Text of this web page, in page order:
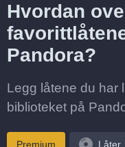
Hvordan
Pandora?
Legg låtene du har
biblioteket på
Premium Låter